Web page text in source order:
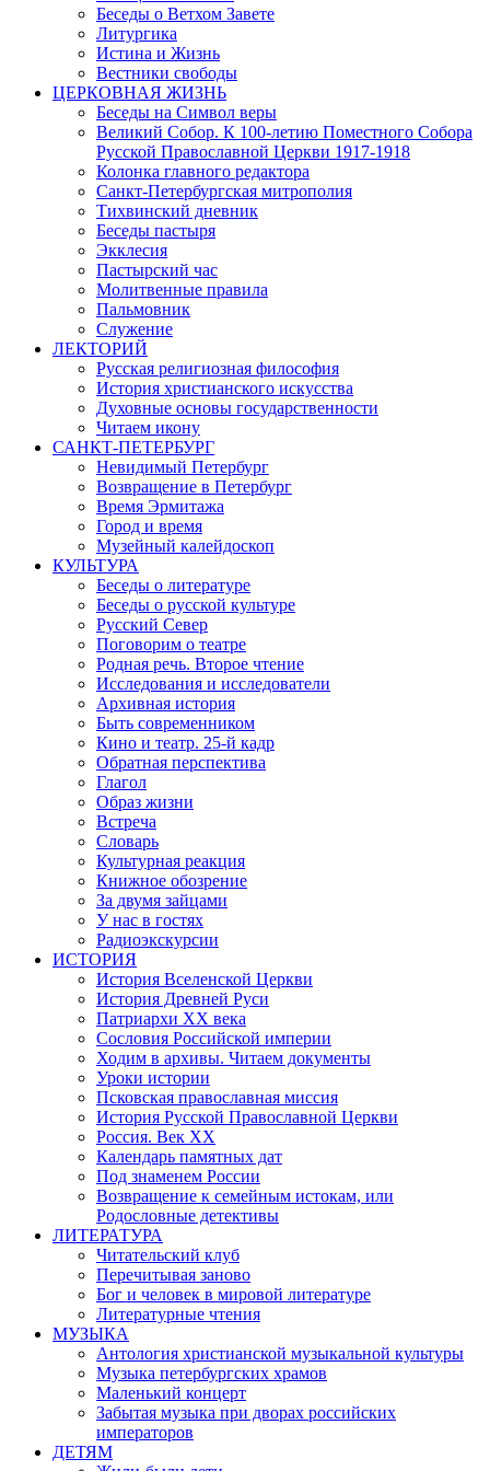
Беседы о Ветхом Завете
Литургика
Истина и Жизнь
Вестники свободы
ЦЕРКОВНАЯ ЖИЗНЬ
Беседы на Символ веры
Великий Собор. К 100-летию Поместного Собора
Русской Православной Церкви 1917-1918
Колонка главного редактора
Санкт-Петербургская митрополия
Тихвинский дневник
Беседы пастыря
Экклесия
Пастырский час
Молитвенные правила
Пальмовник
Служение
ЛЕКТОРИЙ
Русская религиозная философия
История христианского искусства
Духовные основы государственности
Читаем икону
САНКТ-ПЕТЕРБУРГ
Невидимый Петербург
Возвращение в Петербург
Время Эрмитажа
Город и время
Музейный калейдоскоп
КУЛЬТУРА
Беседы о литературе
Беседы о русской культуре
Русский Север
Поговорим о театре
Родная речь. Второе чтение
Исследования и исследователи
Архивная история
Быть современником
Кино и театр. 25-й кадр
Обратная перспектива
Глагол
Образ жизни
Встреча
Словарь
Культурная реакция
Книжное обозрение
За двумя зайцами
У нас в гостях
Радиоэкскурсии
ИСТОРИЯ
История Вселенской Церкви
История Древней Руси
Патриархи XX века
Сословия Российской империи
Ходим в архивы. Читаем документы
Уроки истории
Псковская православная миссия
История Русской Православной Церкви
Россия. Век ХХ
Календарь памятных дат
Под знаменем России
Возвращение к семейным истокам, или
Родословные детективы
ЛИТЕРАТУРА
Читательский клуб
Перечитывая заново
Бог и человек в мировой литературе
Литературные чтения
МУЗЫКА
Антология христианской музыкальной культуры
Музыка петербургских храмов
Маленький концерт
Забытая музыка при дворах российских
императоров
ДЕТЯМ